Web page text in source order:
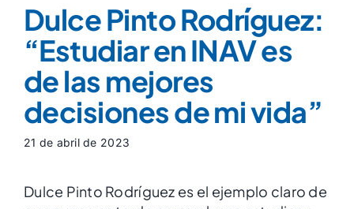
Dulce Pinto Rodríguez:
“Estudiar en INAV es
de las mejores
decisiones de mi vida”
21 de abril de 2023
Dulce Pinto Rodríguez es el ejemplo claro de